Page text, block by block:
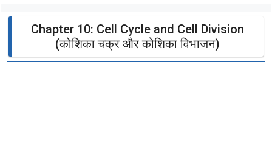
Chapter 10: Cell Cycle and Cell Division
(कोशिका चक्र और कोशिका विभाजन)